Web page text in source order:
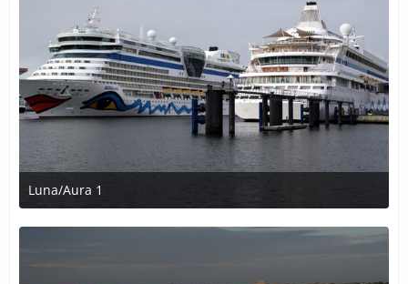
Luna/Aura 1
31. Dezember 2016 um 13:22